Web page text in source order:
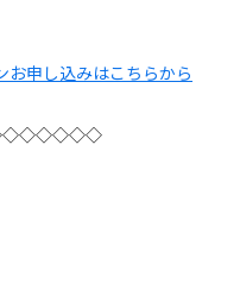
お申し込みはこちらから